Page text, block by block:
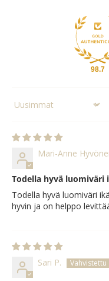
98.7
Sort by
Mari-Anne
Todella hyvä
Todella hyvä luomiväri
hyvin ja on helppo
Sari P.